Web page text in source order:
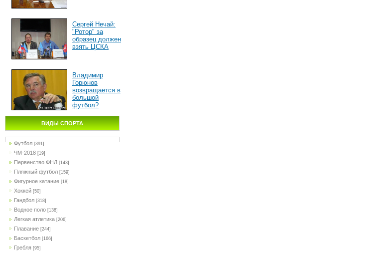
Сергей Нечай:
"Ротор" за
образец должен
взять ЦСКА
Владимир
Горюнов
возвращается в
большой
футбол?
ВИДЫ СПОРТА
Футбол [391]
ЧМ-2018 [19]
Первенство ФНЛ [143]
Пляжный футбол [159]
Фигурное катание [18]
Хоккей [50]
Гандбол [318]
Водное поло [138]
Легкая атлетика [206]
Плавание [244]
Баскетбол [166]
Гребля [95]